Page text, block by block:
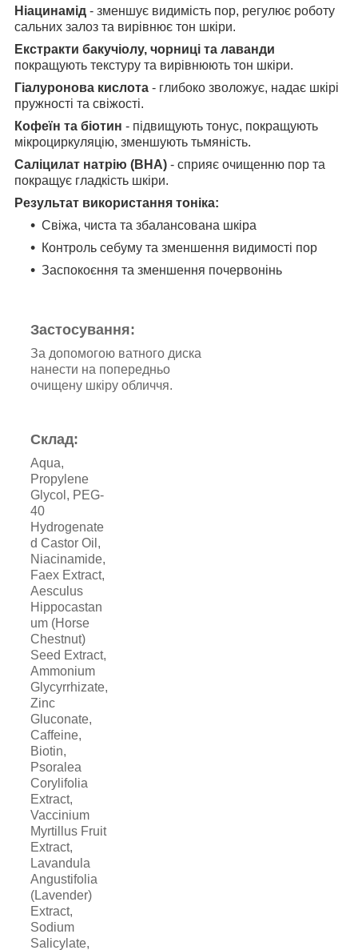
Ніацинамід - зменшує видимість пор, регулює роботу
сальних залоз та вирівнює тон шкіри.
Екстракти бакучіолу, чорниці та лаванди
покращують текстуру та вирівнюють тон шкіри.
Гіалуронова кислота - глибоко зволожує, надає шкірі
пружності та свіжості.
Кофеїн та біотин - підвищують тонус, покращують
мікроциркуляцію, зменшують тьмяність.
Саліцилат натрію (BHA) - сприяє очищенню пор та
покращує гладкість шкіри.
Результат використання тоніка:
Свіжа, чиста та збалансована шкіра
Контроль себуму та зменшення видимості пор
Заспокоєння та зменшення почервонінь
Застосування:
За допомогою ватного диска
нанести на попередньо
очищену шкіру обличчя.
Склад:
Aqua,
Propylene
Glycol, PEG-
40
Hydrogenate
d Castor Oil,
Niacinamide,
Faex Extract,
Aesculus
Hippocastan
um (Horse
Chestnut)
Seed Extract,
Ammonium
Glycyrrhizate,
Zinc
Gluconate,
Caffeine,
Biotin,
Psoralea
Corylifolia
Extract,
Vaccinium
Myrtillus Fruit
Extract,
Lavandula
Angustifolia
(Lavender)
Extract,
Sodium
Salicylate,